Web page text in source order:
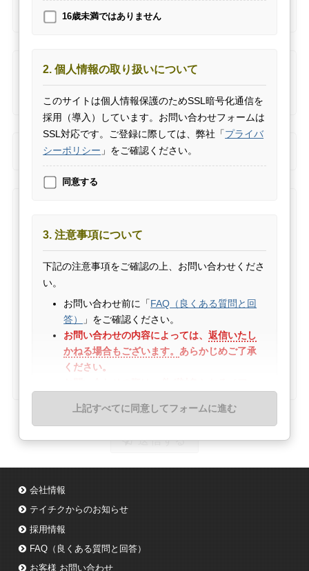
16歳未満ではありません
2. 個人情報の取り扱いについて
このサイトは個人情報保護のためSSL暗号化通信を
採用（導入）しています。お問い合わせフォームは
SSL対応です。ご登録に際しては、弊社「プライバ
シーポリシー 」をご確認ください。
同意する
3. 注意事項について
下記の注意事項をご確認の上、お問い合わせくださ
い。
お問い合わせ前に「FAQ（良くある質問と回
答）
」をご確認ください。
お問い合わせの内容によっては、返信いたし
かねる場合もございます。 あらかじめご了承
ください。
容を具体的にわかりやすくご記入ください。
くご入力ください。メール受信設定をされて
土日祝日などにお問い合わせいただいた場合
は、翌営業日以降、順次対応させていただき
ます。
カスタマーハラスメントとなる行為はご遠慮
ください。
上記すべてに同意してフォームに進む
男性-male
女性-female
その他-others
必須 都道府県 -prefecture
必須 お問い合わせ内容
内容を具体的にわかりやすくご記入ください。
私は全ての確認事項に同意しました。
送信する
会社情報
テイチクからのお知らせ
採用情報
FAQ（良くある質問と回答）
お客様 お問い合わせ